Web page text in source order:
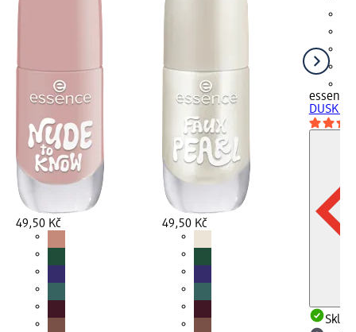
49,50 Kč 49,50 Kč
essence
DUSK